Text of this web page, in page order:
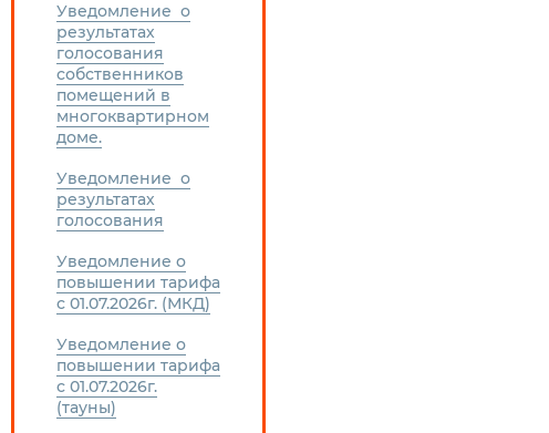
Уведомление о
результатах
голосования
собственников
помещений в
многоквартирном
доме.
Уведомление о
результатах
голосования
Уведомление о
повышении тарифа
с 01.07.2026г. (МКД)
Уведомление о
повышении тарифа
с 01.07.2026г.
(тауны)